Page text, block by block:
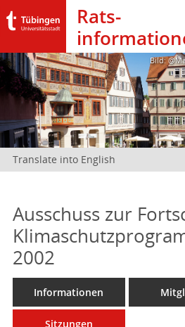
Rats­
Bild:
Translate into English
Ausschuss zur
2002
Informationen
Sitzungen